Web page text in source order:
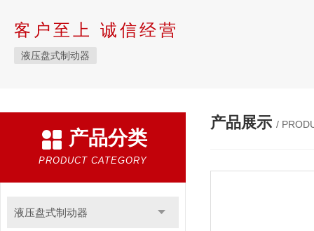
客户至上 诚信经营
液压盘式制动器
产品分类
PRODUCT CATEGORY
液压盘式制动器
产品展示 /